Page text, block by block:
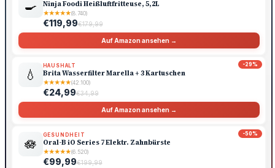
🍳 Ninja Foodi Heißluftfritteuse, 5,2L
★★★★★(8.740)
€119,99€179,99
Auf Amazon ansehen →
-29%
💧
HAUSHALT
Brita Wasserfilter Marella + 3 Kartuschen
★★★★★(42.100)
€24,99€34,99
Auf Amazon ansehen →
-50%
🪷
GESUNDHEIT
Oral-B iO Series 7 Elektr. Zahnbürste
★★★★★(6.520)
€99,99€199,99